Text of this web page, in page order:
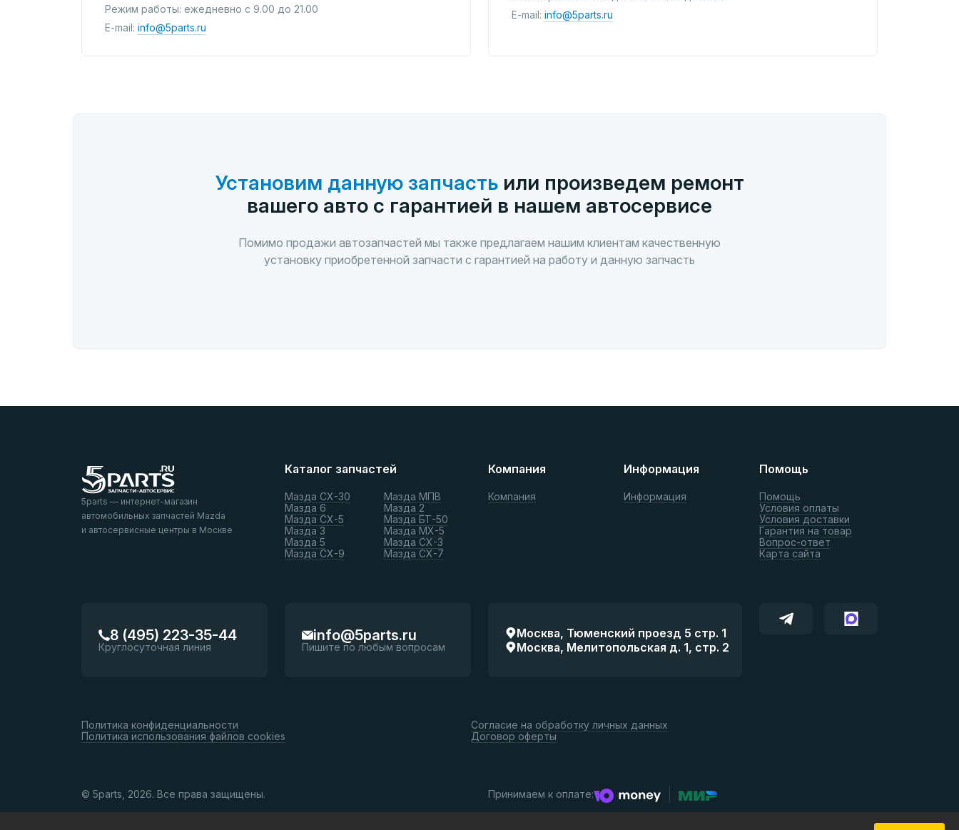
Режим работы: ежедневно с 9.00 до 21.00
E-mail: info@5parts.ru
E-mail: info@5parts.ru
Установим данную запчастьили произведем ремонт
вашего авто с гарантией в нашем автосервисе
Помимо продажи автозапчастей мы также предлагаем нашим клиентам качественную
установку приобретенной запчасти с гарантией на работу и данную запчасть
5parts — интернет-магазин
автомобильных запчастей Mazda
и автосервисные центры в Москве
Каталог запчастей
Мазда СХ-30
Мазда 6
Мазда СХ-5
Мазда 3
Мазда 5
Мазда СХ-9
Мазда МПВ
Мазда 2
Мазда БТ-50
Мазда МХ-5
Мазда СХ-3
Мазда СХ-7
Компания
Компания
Информация
Информация
Помощь
Помощь
Условия оплаты
Условия доставки
Гарантия на товар
Вопрос-ответ
Карта сайта
8 (495) 223-35-44
Круглосуточная линия
info@5parts.ru
Пишите по любым вопросам
Москва, Тюменский проезд 5 стр. 1
Москва, Мелитопольская д. 1, стр. 2
Политика конфиденциальности
Согласие на обработку личных данных
Политика использования файлов cookies
Договор оферты
Принимаем к оплате:
© 5parts, 2026. Все права защищены.